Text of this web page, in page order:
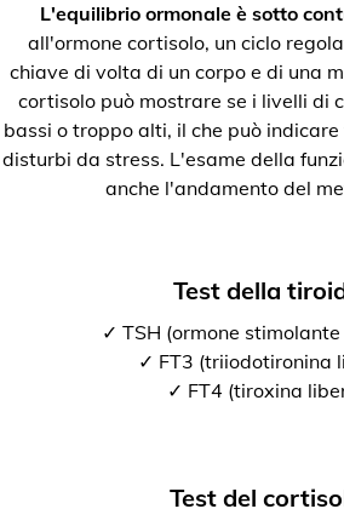
L'equilibrio ormonale è sotto
all'ormone cortisolo, un ciclo
chiave di volta di un corpo e di una
cortisolo può mostrare se i livelli di
bassi o troppo alti, il che può
disturbi da stress. L'esame della
anche l'andamento del
Test della
✓ TSH (ormone
✓ FT3 (triiodotironina
✓ FT4 (tiroxina
Test del